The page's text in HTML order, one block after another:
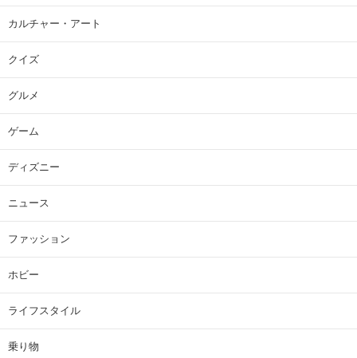
カルチャー・アート
クイズ
グルメ
ゲーム
ディズニー
ニュース
ファッション
ホビー
ライフスタイル
乗り物